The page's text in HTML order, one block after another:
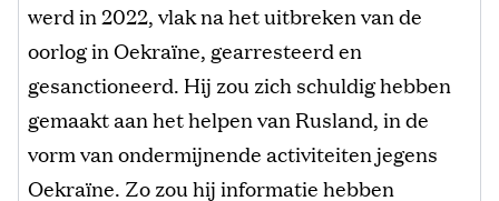
werd in 2022, vlak na het uitbreken van de
oorlog in Oekraïne, gearresteerd en
gesanctioneerd. Hij zou zich schuldig hebben
gemaakt aan het helpen van Rusland, in de
vorm van ondermijnende activiteiten jegens
Oekraïne. Zo zou hij informatie hebben